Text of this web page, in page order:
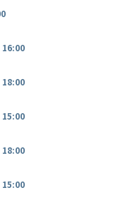
16:00
18:00
15:00
18:00
15:00